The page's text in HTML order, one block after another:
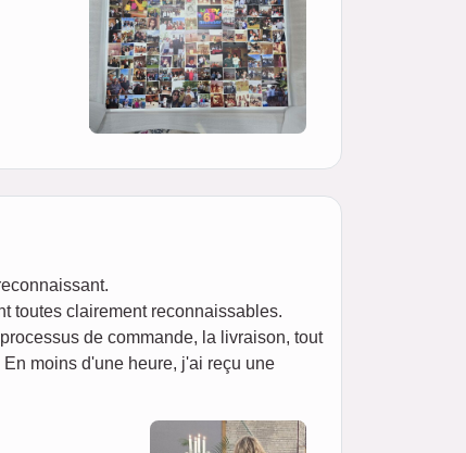
toutes clairement reconnaissables.
de commande, la livraison, tout
moins d'une heure, j'ai reçu une